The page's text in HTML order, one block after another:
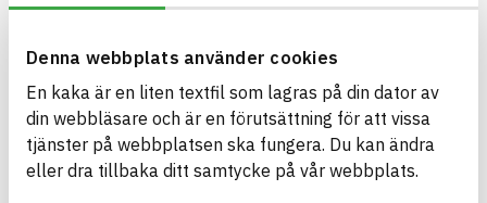
Denna webbplats använder cookies
En kaka är en liten textfil som lagras på din dator av
din webbläsare och är en förutsättning för att vissa
tjänster på webbplatsen ska fungera. Du kan ändra
eller dra tillbaka ditt samtycke på vår webbplats.
Information ej lämnad
Asfaltmassa AG
Asfaltmassa
ARTICLE NUMBER
3
COMPANY
JLB Mark & Asfalt AB